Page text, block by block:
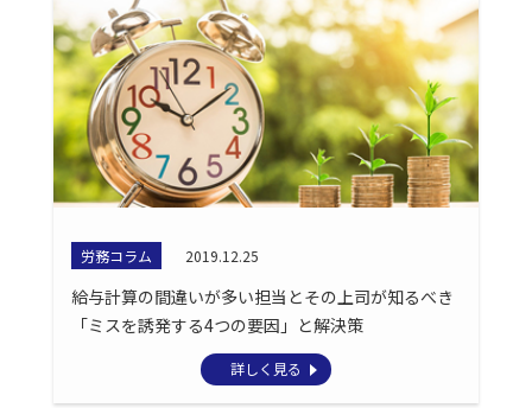
労務コラム 2019.12.25
給与計算の間違いが多い担当とその上司が知るべき
「ミスを誘発する4つの要因」と解決策
詳しく見る